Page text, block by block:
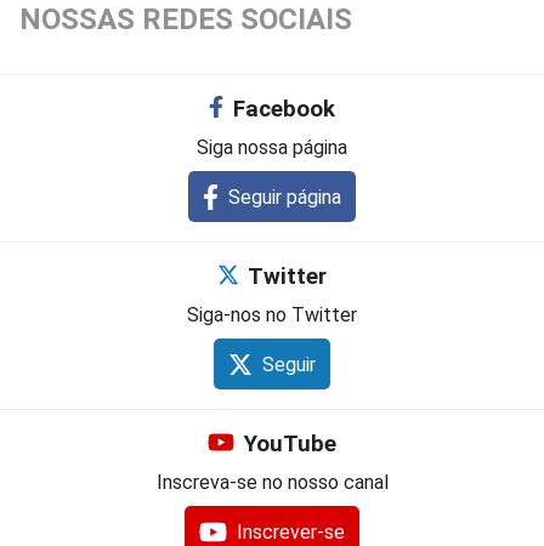
NOSSAS REDES SOCIAIS
Facebook
Siga nossa página
Seguir página
Twitter
Siga-nos no Twitter
Seguir
YouTube
Inscreva-se no nosso canal
Inscrever-se